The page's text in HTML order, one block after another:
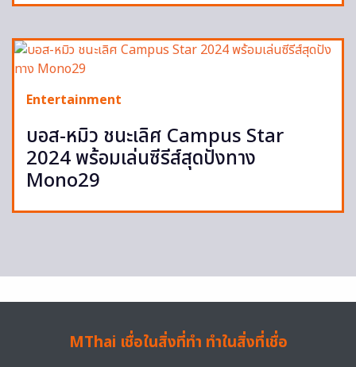
Entertainment
บอส-หมิว ชนะเลิศ Campus Star
2024 พร้อมเล่นซีรีส์สุดปังทาง
Mono29
MThai เชื่อในสิ่งที่ทำ ทำในสิ่งที่เชื่อ